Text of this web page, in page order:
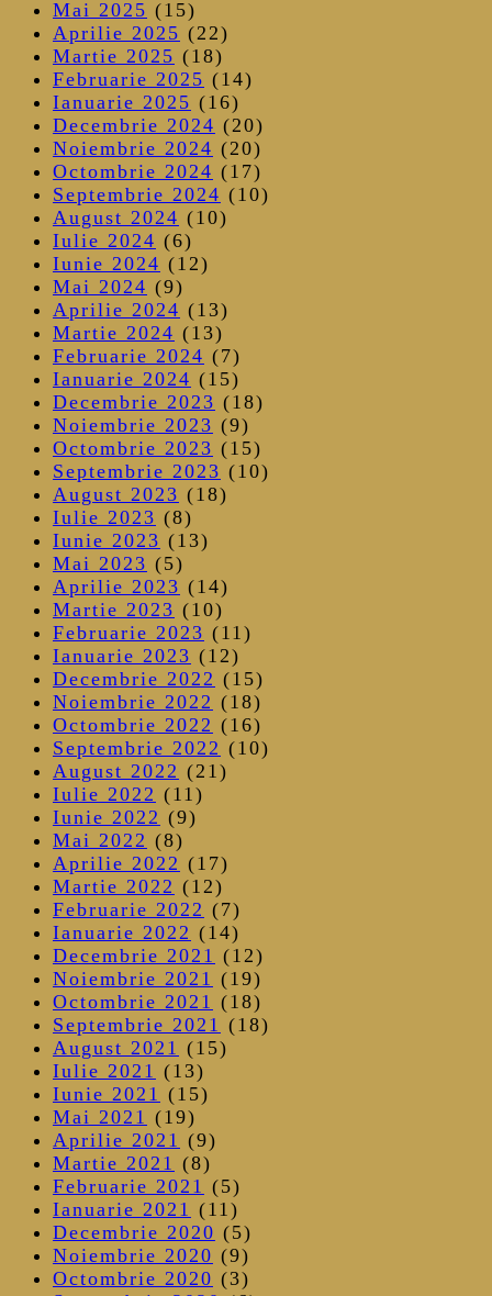
Mai 2025 (15)
Aprilie 2025 (22)
Martie 2025 (18)
Februarie 2025 (14)
Ianuarie 2025 (16)
Decembrie 2024 (20)
Noiembrie 2024 (20)
Octombrie 2024 (17)
Septembrie 2024 (10)
August 2024 (10)
Iulie 2024 (6)
Iunie 2024 (12)
Mai 2024 (9)
Aprilie 2024 (13)
Martie 2024 (13)
Februarie 2024 (7)
Ianuarie 2024 (15)
Decembrie 2023 (18)
Noiembrie 2023 (9)
Octombrie 2023 (15)
Septembrie 2023 (10)
August 2023 (18)
Iulie 2023 (8)
Iunie 2023 (13)
Mai 2023 (5)
Aprilie 2023 (14)
Martie 2023 (10)
Februarie 2023 (11)
Ianuarie 2023 (12)
Decembrie 2022 (15)
Noiembrie 2022 (18)
Octombrie 2022 (16)
Septembrie 2022 (10)
August 2022 (21)
Iulie 2022 (11)
Iunie 2022 (9)
Mai 2022 (8)
Aprilie 2022 (17)
Martie 2022 (12)
Februarie 2022 (7)
Ianuarie 2022 (14)
Decembrie 2021 (12)
Noiembrie 2021 (19)
Octombrie 2021 (18)
Septembrie 2021 (18)
August 2021 (15)
Iulie 2021 (13)
Iunie 2021 (15)
Mai 2021 (19)
Aprilie 2021 (9)
Martie 2021 (8)
Februarie 2021 (5)
Ianuarie 2021 (11)
Decembrie 2020 (5)
Noiembrie 2020 (9)
Octombrie 2020 (3)